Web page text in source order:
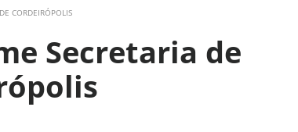
CORDEIRÓPOLIS
Secretaria de